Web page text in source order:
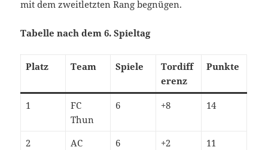
mit dem zweitletzten Rang begnügen.
Tabelle nach dem 6. Spieltag
Platz Team Spiele
Tordiff
erenz
Punkte
1
FC
Thun
6 +8 14
2
AC
6 +2 11